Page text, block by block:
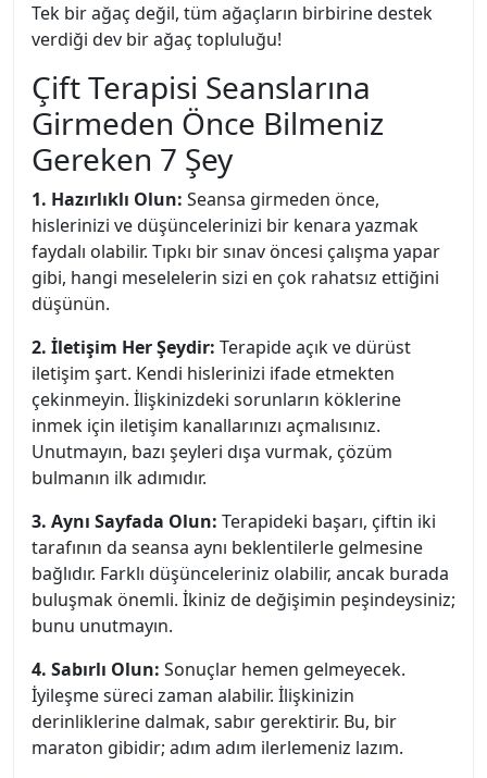
Tek bir ağaç değil, tüm ağaçların birbirine destek
verdiği dev bir ağaç topluluğu!
Çift Terapisi Seanslarına
Girmeden Önce Bilmeniz
Gereken 7 Şey
1. Hazırlıklı Olun: Seansa girmeden önce,
hislerinizi ve düşüncelerinizi bir kenara yazmak
faydalı olabilir. Tıpkı bir sınav öncesi çalışma yapar
gibi, hangi meselelerin sizi en çok rahatsız ettiğini
düşünün.
2. İletişim Her Şeydir: Terapide açık ve dürüst
iletişim şart. Kendi hislerinizi ifade etmekten
çekinmeyin. İlişkinizdeki sorunların köklerine
inmek için iletişim kanallarınızı açmalısınız.
Unutmayın, bazı şeyleri dışa vurmak, çözüm
bulmanın ilk adımıdır.
3. Aynı Sayfada Olun: Terapideki başarı, çiftin iki
tarafının da seansa aynı beklentilerle gelmesine
bağlıdır. Farklı düşünceleriniz olabilir, ancak burada
buluşmak önemli. İkiniz de değişimin peşindeysiniz;
bunu unutmayın.
4. Sabırlı Olun: Sonuçlar hemen gelmeyecek.
İyileşme süreci zaman alabilir. İlişkinizin
derinliklerine dalmak, sabır gerektirir. Bu, bir
maraton gibidir; adım adım ilerlemeniz lazım.